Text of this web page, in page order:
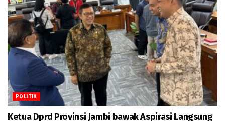
POLITIK
Ketua Dprd Provinsi Jambi bawak Aspirasi Langsung